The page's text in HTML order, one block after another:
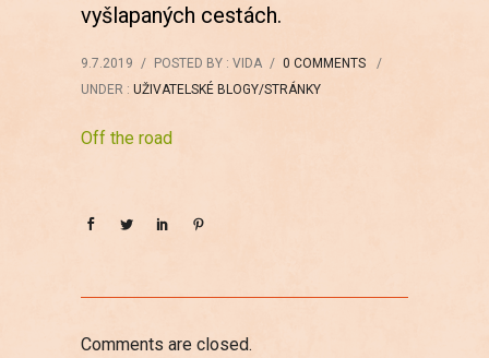
vyšlapaných cestách.
9.7.2019 / POSTED BY : VIDA / 0 COMMENTS
/
UNDER : UŽIVATELSKÉ BLOGY/STRÁNKY
Off the road
Comments are closed.